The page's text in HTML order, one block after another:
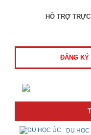
HỖ TRỢ TRỰC
ĐĂNG KÝ
DU